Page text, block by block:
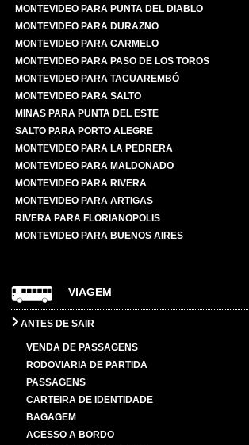
MONTEVIDEO PARA PUNTA DEL DIABLO
MONTEVIDEO PARA DURAZNO
MONTEVIDEO PARA CARMELO
MONTEVIDEO PARA PASO DE LOS TOROS
MONTEVIDEO PARA TACUAREMBÓ
MONTEVIDEO PARA SALTO
MINAS PARA PUNTA DEL ESTE
SALTO PARA PORTO ALEGRE
MONTEVIDEO PARA LA PEDRERA
MONTEVIDEO PARA MALDONADO
MONTEVIDEO PARA RIVERA
MONTEVIDEO PARA ARTIGAS
RIVERA PARA FLORIANOPOLIS
MONTEVIDEO PARA BUENOS AIRES
VIAGEM
ANTES DE SAIR
VENDA DE PASSAGENS
RODOVIARIA DE PARTIDA
PASSAGENS
CARTEIRA DE IDENTIDADE
BAGAGEM
ACESSO A BORDO